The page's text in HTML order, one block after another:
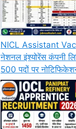
NICL Assistant
नेशनल इंश्योरेंस कंपनी
500 पदों पर